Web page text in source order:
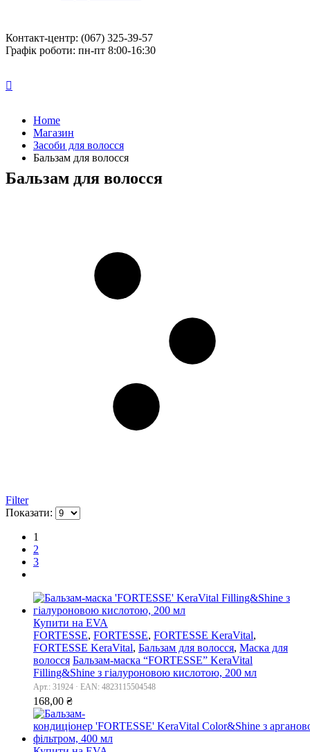
Контакт-центр: (067) 325-39-57
Графік роботи: пн-пт 8:00-16:30
Home
Магазин
Засоби для волосся
Бальзам для волосся
Бальзам для волосся
Filter
Показати:
1
2
3
Купити на EVA
FORTESSE, FORTESSE, FORTESSE KeraVital,
FORTESSE KeraVital, Бальзам для волосся, Маска для
волосся Бальзам-маска “FORTESSE” KeraVital
Filling&Shine з гіалуроновою кислотою, 200 мл
Арт.: 31924 · EAN: 4823115504548
168,00 ₴